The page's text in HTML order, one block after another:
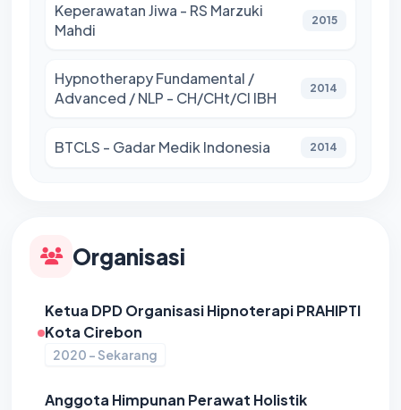
Keperawatan Jiwa - RS Marzuki
Mahdi
2015
Hypnotherapy Fundamental /
Advanced / NLP - CH/CHt/CI IBH
2014
BTCLS - Gadar Medik Indonesia 2014
Organisasi
Ketua DPD Organisasi Hipnoterapi PRAHIPTI
Kota Cirebon
2020 - Sekarang
Anggota Himpunan Perawat Holistik